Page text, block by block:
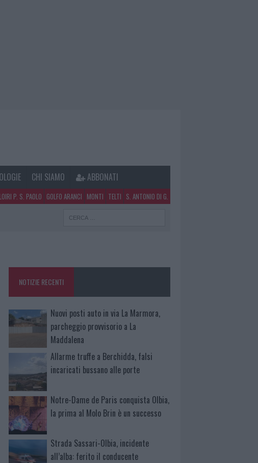
CHI SIAMO ABBONATI
LOIRI P. S. PAOLO GOLFO ARANCI MONTI TELTI S. ANTONIO DI G.
NOTIZIE RECENTI
Nuovi posti auto in via La Marmora,
parcheggio provvisorio a La
Maddalena
Allarme truffe a Berchidda, falsi
incaricati bussano alle porte
Notre-Dame de Paris conquista Olbia,
la prima al Molo Brin è un successo
Strada Sassari-Olbia, incidente
all’alba: ferito il conducente